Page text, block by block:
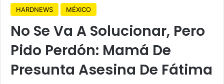
HARDNEWS MÉXICO
No Se Va A Solucionar, Pero
Pido Perdón: Mamá De
Presunta Asesina De Fátima